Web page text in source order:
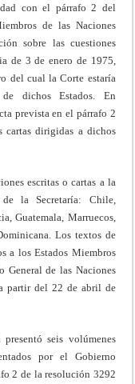
con el párrafo 2 del
de las Naciones
sobre las cuestiones
de 3 de enero de 1975,
del cual la Corte estaría
dichos Estados. En
prevista en el párrafo 2
dirigidas a dichos
escritas o cartas a la
la Secretaría: Chile,
Guatemala, Marruecos,
Los textos de
a los Estados Miembros
General de las Naciones
partir del 22 de abril de
seis volúmenes
por el Gobierno
2 de la resolución 3292